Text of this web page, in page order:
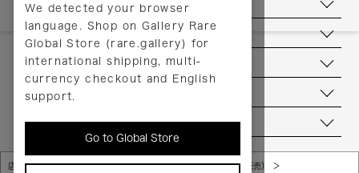
We detected your browser
language. Shop on Gallery Rare
Global Store (rare.gallery) for
international shipping, multi-
currency checkout and English
support.
Go to Global Store
返品について
ヘルプ
お問い合わせ
当店について
店舗一覧 販売規約（店頭販売）